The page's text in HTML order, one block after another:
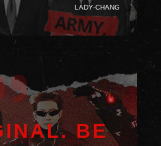
Lady-Chang
BE